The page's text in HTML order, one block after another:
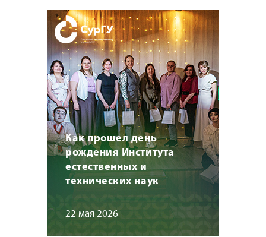
Как прошел день
рождения Института
естественных и
технических наук
22 мая 2026